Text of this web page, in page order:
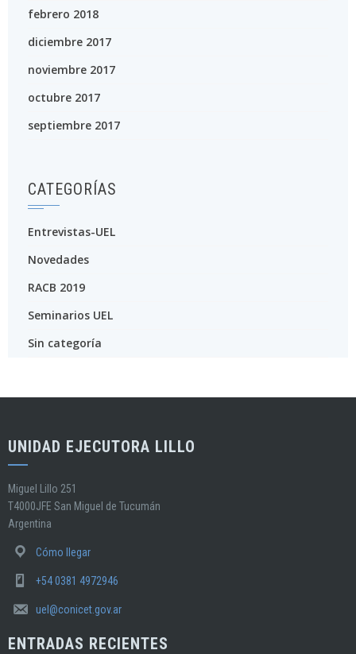
febrero 2018
diciembre 2017
noviembre 2017
octubre 2017
septiembre 2017
CATEGORÍAS
Entrevistas-UEL
Novedades
RACB 2019
Seminarios UEL
Sin categoría
UNIDAD EJECUTORA LILLO
Miguel Lillo 251
T4000JFE San Miguel de Tucumán
Argentina
Cómo llegar
+54 0381 4972946
uel@conicet.gov.ar
ENTRADAS RECIENTES